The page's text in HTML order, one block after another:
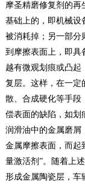
摩圣精磨修复剂的再
基础上的，即机械设
被消耗掉；另一部分
到摩擦表面上，即具
越有微观划痕或凸起
复层。这样，在一定
散、合成硬化等手段
偿表面的缺陷，如划
润滑油中的金属磨屑
金属摩擦表面，而起
量激活剂”。随着上
形成金属陶瓷层，车